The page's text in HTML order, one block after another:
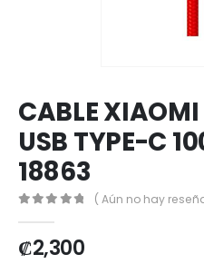
CABLE
USB TYPE-C
18863
( Aún no hay
₡2,300